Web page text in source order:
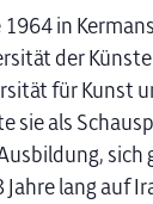
in
der
für Kunst
sie als
sich
lang auf